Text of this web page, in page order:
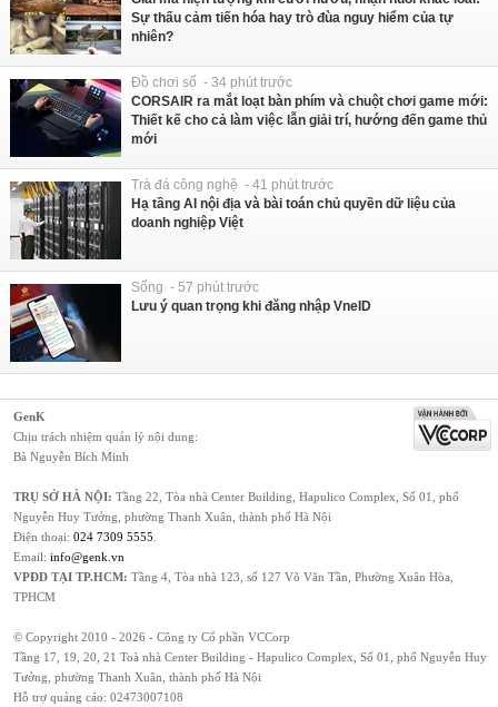
Sự thấu cảm tiến hóa hay trò đùa nguy hiểm của tự
nhiên?
Đồ chơi số - 34 phút trước
CORSAIR ra mắt loạt bàn phím và chuột chơi game mới:
Thiết kế cho cả làm việc lẫn giải trí, hướng đến game thủ
mới
Trà đá công nghệ - 41 phút trước
Hạ tầng AI nội địa và bài toán chủ quyền dữ liệu của
doanh nghiệp Việt
Sống - 57 phút trước
Lưu ý quan trọng khi đăng nhập VneID
GenK
Chịu trách nhiệm quản lý nội dung:
Bà Nguyễn Bích Minh
TRỤ SỞ HÀ NỘI: Tầng 22, Tòa nhà Center Building, Hapulico Complex, Số 01, phố
Nguyễn Huy Tưởng, phường Thanh Xuân, thành phố Hà Nội
Điện thoại: 024 7309 5555
Email: info@genk.vn
VPĐD TẠI TP.HCM: Tầng 4, Tòa nhà 123, số 127 Võ Văn Tần, Phường Xuân Hòa,
TPHCM
© Copyright 2010 - 2026 - Công ty Cổ phần VCCorp
Tầng 17, 19, 20, 21 Toà nhà Center Building - Hapulico Complex, Số 01, phố Nguyễn Huy
Tưởng, phường Thanh Xuân, thành phố Hà Nội
Hỗ trợ quảng cáo: 02473007108